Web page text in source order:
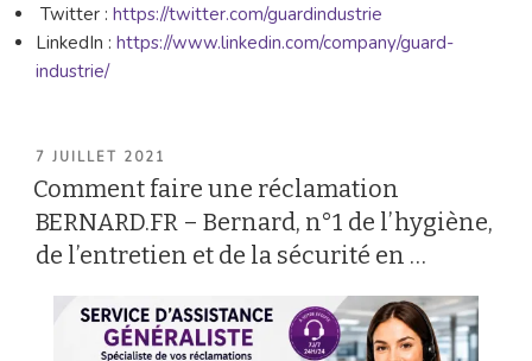
Twitter : https://twitter.com/guardindustrie
LinkedIn : https://www.linkedin.com/company/guard-
industrie/
PUBLIÉ
LE
7 JUILLET 2021
Comment faire une réclamation
BERNARD.FR – Bernard, n°1 de l’hygiène,
de l’entretien et de la sécurité en …